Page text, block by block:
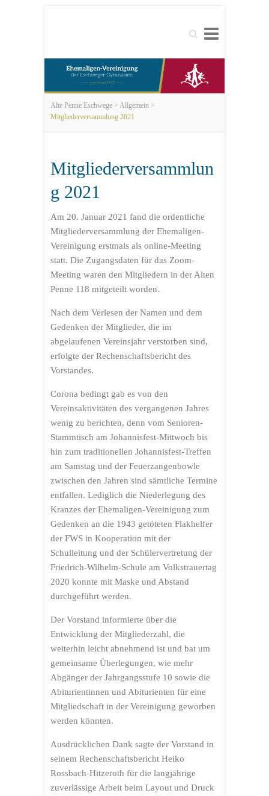
Search
Alte Penne Eschwege > Allgemein >
Mitgliederversammlung 2021
Mitgliederversammlun
g 2021
Am 20. Januar 2021 fand die ordentliche
Mitgliederversammlung der Ehemaligen-
Vereinigung erstmals als online-Meeting
statt. Die Zugangsdaten für das Zoom-
Meeting waren den Mitgliedern in der Alten
Penne 118 mitgeteilt worden.
Nach dem Verlesen der Namen und dem
Gedenken der Mitglieder, die im
abgelaufenen Vereinsjahr verstorben sind,
erfolgte der Rechenschaftsbericht des
Vorstandes.
Corona bedingt gab es von den
Vereinsaktivitäten des vergangenen Jahres
wenig zu berichten, denn vom Senioren-
Stammtisch am Johannisfest-Mittwoch bis
hin zum traditionellen Johannisfest-Treffen
am Samstag und der Feuerzangenbowle
zwischen den Jahren sind sämtliche Termine
entfallen. Lediglich die Niederlegung des
Kranzes der Ehemaligen-Vereinigung zum
Gedenken an die 1943 getöteten Flakhelfer
der FWS in Kooperation mit der
Schulleitung und der Schülervertretung der
Friedrich-Wilhelm-Schule am Volkstrauertag
2020 konnte mit Maske und Abstand
durchgeführt werden.
Der Vorstand informierte über die
Entwicklung der Mitgliederzahl, die
weiterhin leicht abnehmend ist und bat um
gemeinsame Überlegungen, wie mehr
Abgänger der Jahrgangsstufe 10 sowie die
Abiturientinnen und Abiturienten für eine
Mitgliedschaft in der Vereinigung geworben
werden könnten.
Ausdrücklichen Dank sagte der Vorstand in
seinem Rechenschaftsbericht Heiko
Rossbach-Hitzeroth für die langjährige
zuverlässige Arbeit beim Layout und Druck